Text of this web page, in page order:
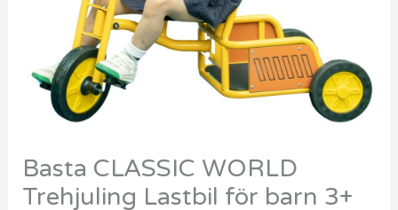
Basta CLASSIC WORLD
Trehjuling Lastbil för barn 3+